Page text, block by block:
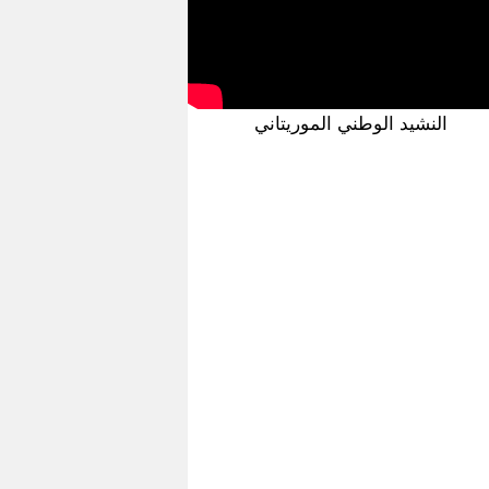
المجلس الأعلى للإستثمار في نواكشوط تحت رئاسة فخامة
المجلس الأعلى للإستثمار في نواكشوط تحت رئاسة فخامة
النشيد الوطني الموريتاني